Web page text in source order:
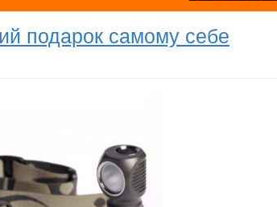
подарок самому себе